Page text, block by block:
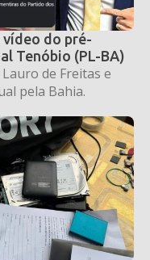
do pré-
Tenóbio (PL-BA)
de Freitas e
pela Bahia.